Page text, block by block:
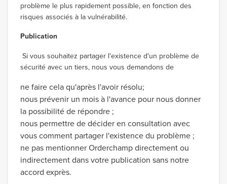
problème le plus rapidement possible, en fonction des
risques associés à la vulnérabilité.
Publication
Si vous souhaitez partager l'existence d'un problème de
sécurité avec un tiers, nous vous demandons de
ne faire cela qu'après l'avoir résolu;
nous prévenir un mois à l'avance pour nous donner
la possibilité de répondre ;
nous permettre de décider en consultation avec
vous comment partager l'existence du problème ;
ne pas mentionner Orderchamp directement ou
indirectement dans votre publication sans notre
accord exprès.